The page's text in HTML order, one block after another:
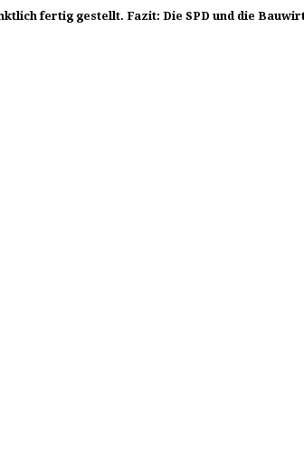
fertig gestellt. Fazit: Die SPD und die